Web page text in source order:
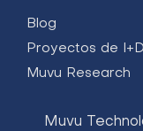
Blog
Proyectos de I+D
Muvu Research
Muvu